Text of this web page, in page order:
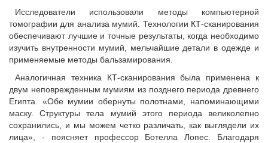
Исследователи использовали методы компьютерной
томографии для анализа мумий. Технологии КТ-сканирования
обеспечивают лучшие и точные результаты, когда необходимо
изучить внутренности мумий, мельчайшие детали в одежде и
применяемые методы бальзамирования.
Аналогичная техника КТ-сканирования была применена к
двум неповрежденным мумиям из позднего периода древнего
Египта. «Обе мумии обернуты полотнами, напоминающими
маску. Структуры тела мумий этого периода великолепно
сохранились, и мы можем четко различать, как выглядели их
лица», - поясняет профессор Ботелла Лопес. Благодаря